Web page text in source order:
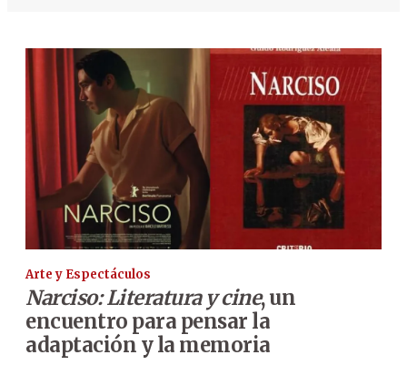
Arte y Espectáculos
Narciso: Literatura y cine, un
encuentro para pensar la
adaptación y la memoria